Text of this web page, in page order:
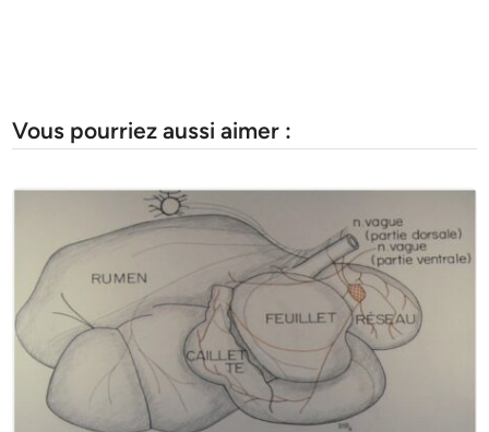
Vous pourriez aussi aimer :